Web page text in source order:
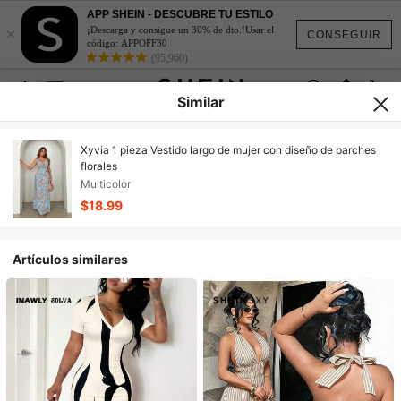
CONSEGUIR
×
APP SHEIN - DESCUBRE TU ESTILO
¡Descarga y consigue un 30% de dto.!Usar el
código: APPOFF30
(95,960)
Similar
Xyvia 1 pieza Vestido largo de mujer con diseño de parches
florales
Multicolor
$18.99
Artículos similares